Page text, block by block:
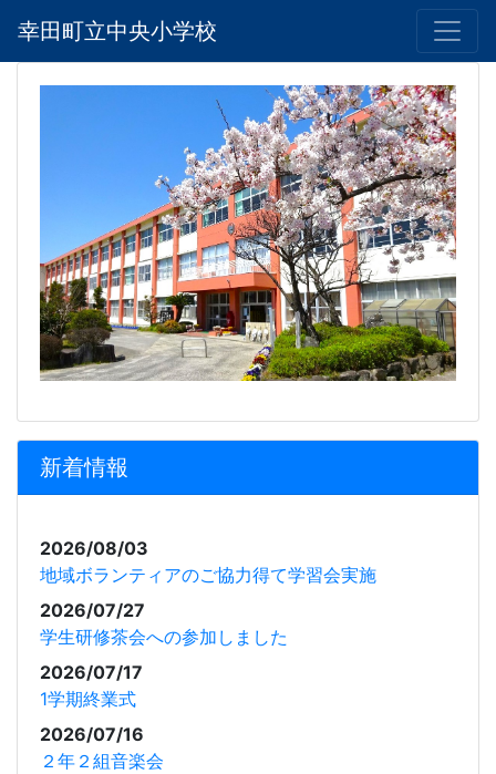
幸田町立中央小学校
新着情報
2026/08/03
地域ボランティアのご協力得て学習会実施
2026/07/27
学生研修茶会への参加しました
2026/07/17
1学期終業式
2026/07/16
２年２組音楽会